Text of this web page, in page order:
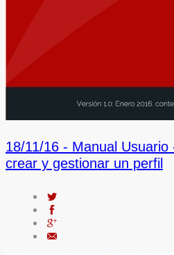
18/11/16 - Manual Usuario
crear y gestionar un perfil